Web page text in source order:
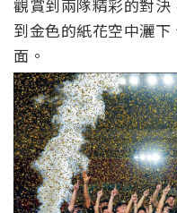
觀賞到兩隊精彩的對
到金色的紙花空中灑
面。